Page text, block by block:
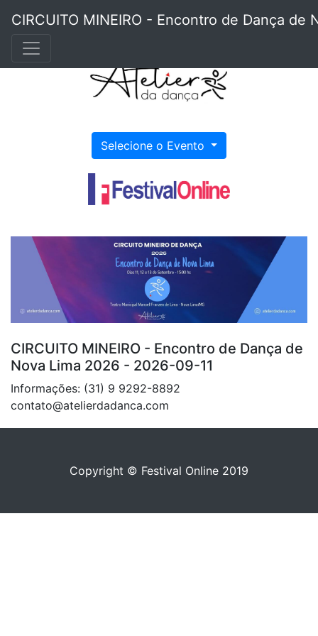
CIRCUITO MINEIRO - Encontro de Dança de
Selecione o Evento
CIRCUITO MINEIRO - Encontro de Dança de
Nova Lima 2026 - 2026-09-11
Informações: (31) 9 9292-8892
contato@atelierdadanca.com
Copyright © Festival Online 2019